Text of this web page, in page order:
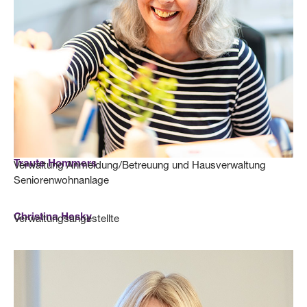
Traute Hommers
Verwaltung Anmeldung/Betreuung und Hausverwaltung
Seniorenwohnanlage
Christina Hesky
Verwaltungsangestellte